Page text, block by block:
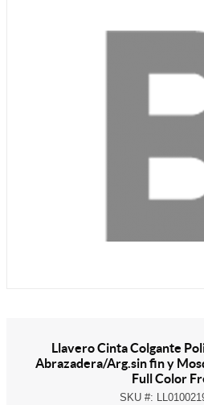
Llavero Cinta Colgante
Abrazadera/Arg.sin fin y
Full Color
SKU #: